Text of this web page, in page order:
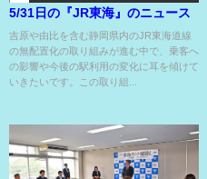
5/31日の『JR東海』のニュース
吉原や由比を含む静岡県内のJR東海道線
の無配置化の取り組みが進む中で、乗客へ
の影響や今後の駅利用の変化に耳を傾けて
いきたいです。この取り組...